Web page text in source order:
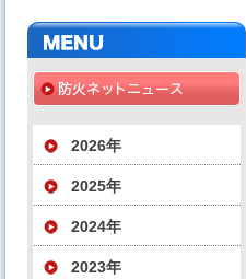
2026年
2025年
2024年
2023年